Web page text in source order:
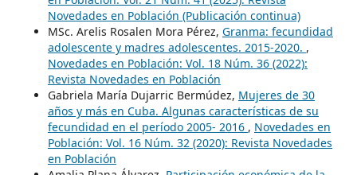
Novedades en Población (Publicación continua)
MSc. Arelis Rosalen Mora Pérez, Granma: fecundidad
adolescente y madres adolescentes. 2015-2020. ,
Novedades en Población: Vol. 18 Núm. 36 (2022):
Revista Novedades en Población
Gabriela María Dujarric Bermúdez, Mujeres de 30
años y más en Cuba. Algunas características de su
fecundidad en el período 2005- 2016 , Novedades en
Población: Vol. 16 Núm. 32 (2020): Revista Novedades
en Población